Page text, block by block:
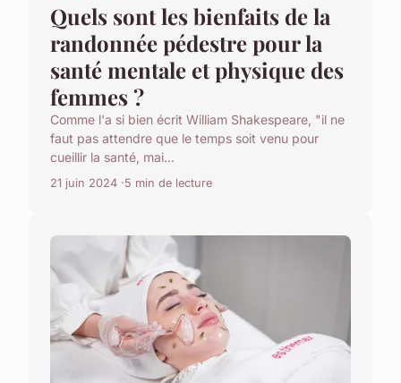
Quels sont les bienfaits de la
randonnée pédestre pour la
santé mentale et physique des
femmes ?
Comme l'a si bien écrit William Shakespeare, "il ne
faut pas attendre que le temps soit venu pour
cueillir la santé, mai...
21 juin 2024 5 min de lecture